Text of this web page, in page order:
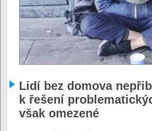
Lidí bez domova
k řešení
však omezené